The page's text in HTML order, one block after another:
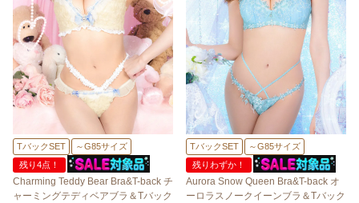
TバックSET
～G85サイズ
残り4点！
Charming Teddy Bear Bra&T-back チ
ャーミングテディベアブラ＆Tバック
TバックSET
～G85サイズ
残りわずか！
Aurora Snow Queen Bra&T-back オ
ーロラスノークイーンブラ＆Tバック